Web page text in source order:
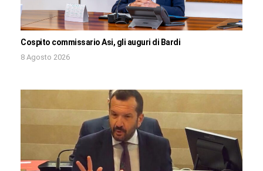
Cospito commissario Asi, gli auguri di Bardi
8 Agosto 2026